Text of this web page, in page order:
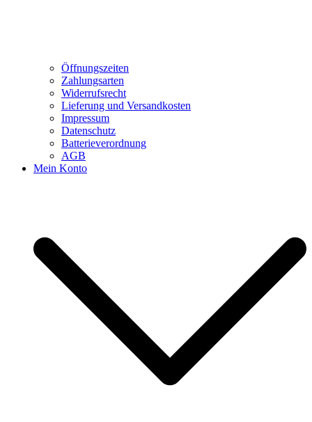
Öffnungszeiten
Zahlungsarten
Widerrufsrecht
Lieferung und Versandkosten
Impressum
Datenschutz
Batterieverordnung
AGB
Mein Konto